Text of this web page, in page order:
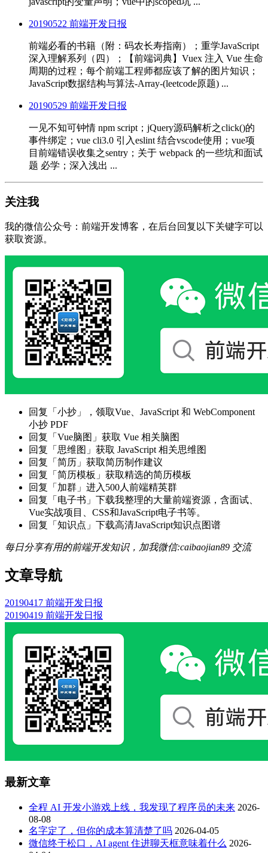
20190522 前端开发日报
前端必看的书籍（附：码农长寿指南）；重学JavaScript
深入理解系列（四）；【前端词典】Vuex 注入 Vue 生命
周期的过程；每个前端工程师都应该了解的图片知识；
JavaScript数据结构与算法-Array-(leetcode原题) ...
20190529 前端开发日报
一见不知可钟情 npm script；jQuery源码解析之click()的
事件绑定；vue cli3.0 引入eslint 结合vscode使用；vue项
目前端错误收集之sentry；关于 webpack 的一些坑和面试
题 必学；深入浅出 ...
关注我
我的微信公众号：前端开发博客，在后台回复以下关键字可以
获取资源。
回复「小抄」，领取Vue、JavaScript 和 WebComponent
小抄 PDF
回复「Vue脑图」获取 Vue 相关脑图
回复「思维图」获取 JavaScript 相关思维图
回复「简历」获取简历制作建议
回复「简历模板」获取精选的简历模板
回复「加群」进入500人前端精英群
回复「电子书」下载我整理的大量前端资源，含面试、
Vue实战项目、CSS和JavaScript电子书等。
回复「知识点」下载高清JavaScript知识点图谱
每日分享有用的前端开发知识，加我微信:caibaojian89 交流
文章导航
20190417 前端开发日报
20190419 前端开发日报
最新文章
全程 AI 开发小游戏上线，我发现了程序员的未来 2026-
08-08
名字定了，但你的成本算清楚了吗 2026-04-05
微信终于松口，AI agent 住进聊天框意味着什么 2026-